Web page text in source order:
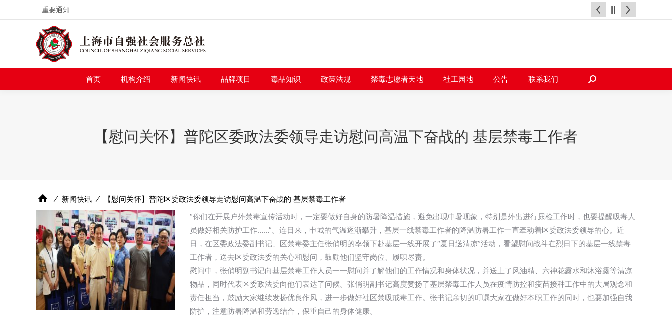
重要通知:
首页 机构介绍 新闻快讯 品牌项目 毒品知识 政策法规 禁毒志愿者天地 社工园地 公告 联系我们
搜
【慰问关怀】普陀区委政法委领导走访慰问高温下奋战的 基层禁毒工作者
⁄ 新闻快讯 ⁄
【慰问关怀】普陀区委政法委领导走访慰问高温下奋战的 基层禁毒工作者
“你们在开展户外禁毒宣传活动时，一定要做好自身的防暑降温措施，避免出现中暑现象，特别是外出进行尿检工作时，也要提醒吸毒人
员做好相关防护工作……”。连日来，申城的气温逐渐攀升，基层一线禁毒工作者的降温防暑工作一直牵动着区委政法委领导的心。近
日，在区委政法委副书记、区禁毒委主任张俏明的率领下赴基层一线开展了“夏日送清凉”活动，看望慰问战斗在烈日下的基层一线禁毒
工作者，送去区委政法委的关心和慰问，鼓励他们坚守岗位、履职尽责。
慰问中，张俏明副书记向基层禁毒工作人员一一慰问并了解他们的工作情况和身体状况，并送上了风油精、六神花露水和沐浴露等清凉
物品，同时代表区委政法委向他们表达了问候。张俏明副书记高度赞扬了基层禁毒工作人员在疫情防控和疫苗接种工作中的大局观念和
责任担当，鼓励大家继续发扬优良作风，进一步做好社区禁吸戒毒工作。张书记亲切的叮嘱大家在做好本职工作的同时，也要加强自我
防护，注意防暑降温和劳逸结合，保重自己的身体健康。
首页 机构介绍 新闻快讯 品牌项目 毒品知识 政策法规 禁毒志愿者天地 社工园地 公告 联系我们
搜